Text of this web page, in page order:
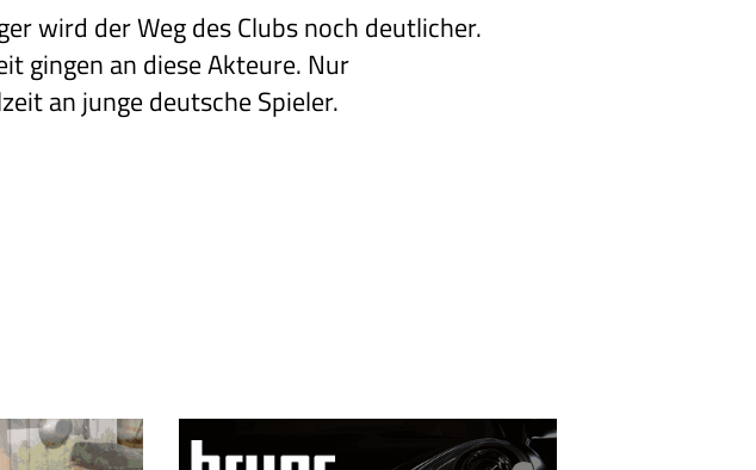
wird der Weg des Clubs noch deutlicher.
gingen an diese Akteure. Nur
an junge deutsche Spieler.